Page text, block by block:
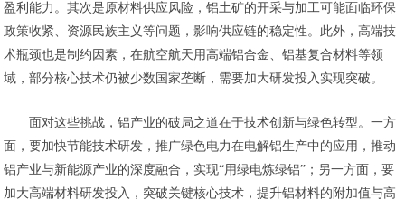
盈利能力。其次是原材料供应风险，铝土矿的开采与加工可能面临环保
政策收紧、资源民族主义等问题，影响供应链的稳定性。此外，高端技
术瓶颈也是制约因素，在航空航天用高端铝合金、铝基复合材料等领
域，部分核心技术仍被少数国家垄断，需要加大研发投入实现突破。
面对这些挑战，铝产业的破局之道在于技术创新与绿色转型。一方
面，要加快节能技术研发，推广绿色电力在电解铝生产中的应用，推动
铝产业与新能源产业的深度融合，实现“用绿电炼绿铝”；另一方面，要
加大高端材料研发投入，突破关键核心技术，提升铝材料的附加值与高